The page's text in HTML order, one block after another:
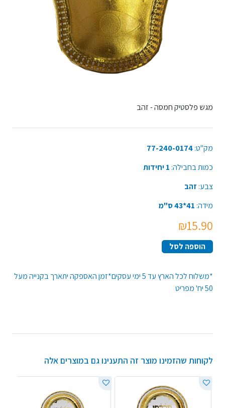
מגש פלסטיק חמסה - זהב
מק"ט:77-240-0174
כמות בחבילה: 1 יחידות
צבע: זהב
מידה: 41*43 ס"מ
₪15.90
הוספה לסל
*משלוח לכל הארץ עד 5 ימי עסקים*זמן האספקה יתארך בקנייה מעל
50 יח' מפריט
לקוחות שהזמינו מוצר זה התענינו גם במוצרים אלה